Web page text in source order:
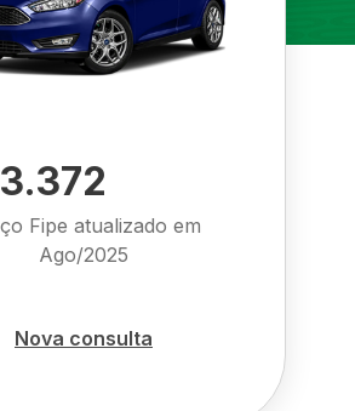
Fipe atualizado em
Ago/2025
Nova consulta